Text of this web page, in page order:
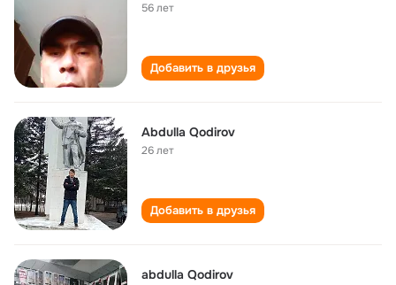
56 лет
Добавить в друзья
Abdulla Qodirov
26 лет
Добавить в друзья
abdulla Qodirov